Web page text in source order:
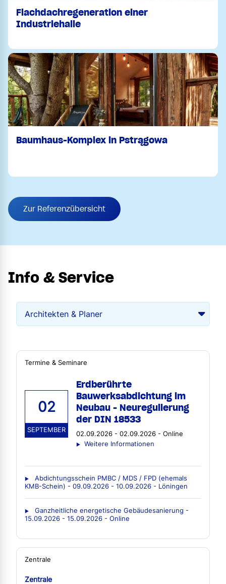
Flachdachregeneration einer
Industriehalle
Baumhaus-Komplex in Pstrągowa
Zur Referenzübersicht
Info & Service
Termine & Seminare
02
SEPTEMBER
Erdberührte
Bauwerksabdichtung im
Neubau - Neuregulierung
der DIN 18533
02.09.2026 - 02.09.2026 - Online
Weitere Informationen
Abdichtungsschein PMBC / MDS / FPD (ehemals
KMB-Schein) - 09.09.2026 - 10.09.2026 - Löningen
Ganzheitliche energetische Gebäudesanierung -
15.09.2026 - 15.09.2026 - Online
Zentrale
Zentrale